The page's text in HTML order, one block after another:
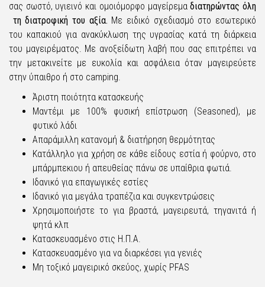
σας σωστό, υγιεινό και ομοιόμορφο μαγείρεμαδιατηρώντας όλη
τη διατροφική του αξία. Με ειδικό σχεδιασμό στο εσωτερικό
του καπακιού για ανακύκλωση της υγρασίας κατά τη διάρκεια
του μαγειρέματος. Με ανοξείδωτη λαβή που σας επιτρέπει να
την μετακινείτε με ευκολία και ασφάλεια όταν μαγειρεύετε
στην ύπαιθρο ή στο camping.
Άριστη ποιότητα κατασκευής
Μαντέμι με 100% φυσική επίστρωση (Seasoned), με
φυτικό λάδι
Απαράμιλλη κατανομή & διατήρηση θερμότητας
Κατάλληλο για χρήση σε κάθε είδους εστία ή φούρνο, στο
μπάρμπεκιου ή απευθείας πάνω σε υπαίθρια φωτιά.
Ιδανικό για επαγωγικές εστίες
Ιδανικό για μεγάλα τραπέζια και συγκεντρώσεις
Χρησιμοποιήστε το για βραστά, μαγειρευτά, τηγανιτά ή
ψητά κλπ
Κατασκευασμένο στις Η.Π.Α.
Κατασκευασμένο για να διαρκέσει για γενιές
Μη τοξικό μαγειρικό σκεύος, χωρίς PFAS